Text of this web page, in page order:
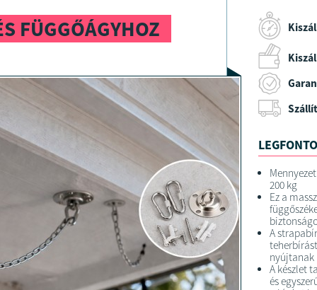
FÜGGŐÁGYHOZ
200 kg
Ez a
A
nyújtanak
A készlet
és